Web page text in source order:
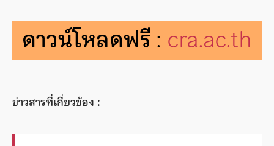
ดาวน์โหลดฟรี: cra.ac.th
ข่าวสารที่เกี่ยวข้อง :